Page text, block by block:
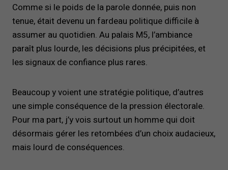
Comme si le poids de la parole donnée, puis non
tenue, était devenu un fardeau politique difficile à
assumer au quotidien. Au palais M5, l’ambiance
paraît plus lourde, les décisions plus précipitées, et
les signaux de confiance plus rares.
Beaucoup y voient une stratégie politique, d’autres
une simple conséquence de la pression électorale.
Pour ma part, j’y vois surtout un homme qui doit
désormais gérer les retombées d’un choix audacieux,
mais lourd de conséquences.